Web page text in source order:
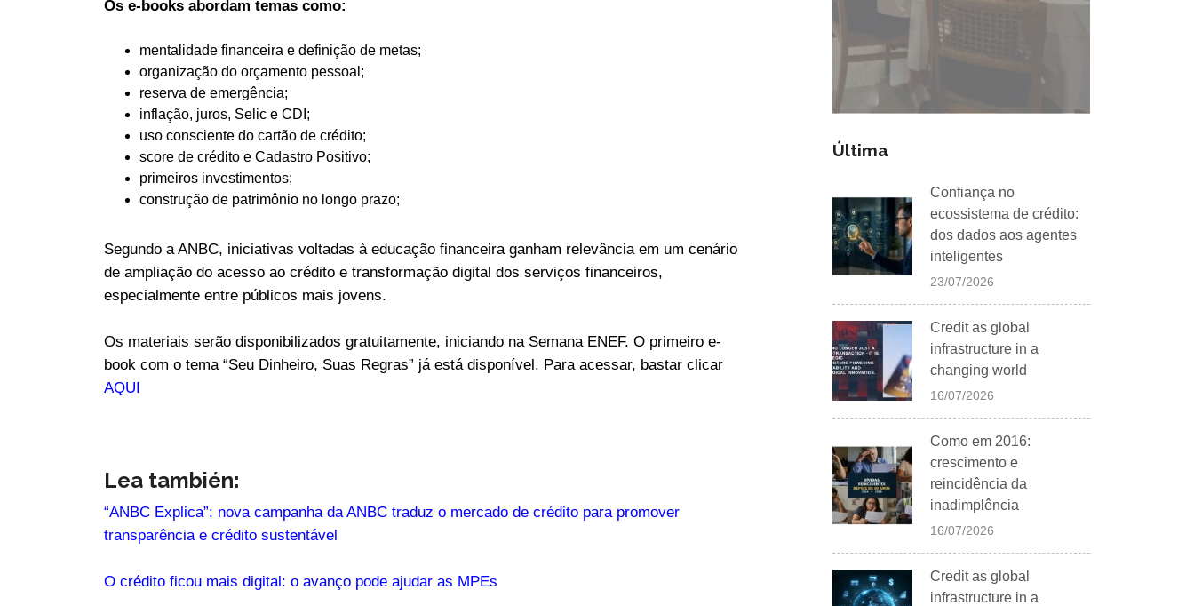
Os e-books abordam temas como:
mentalidade financeira e definição de metas;
organização do orçamento pessoal;
reserva de emergência;
inflação, juros, Selic e CDI;
uso consciente do cartão de crédito;
score de crédito e Cadastro Positivo;
primeiros investimentos;
construção de patrimônio no longo prazo;
Segundo a ANBC, iniciativas voltadas à educação financeira ganham relevância em um cenário
de ampliação do acesso ao crédito e transformação digital dos serviços financeiros,
especialmente entre públicos mais jovens.
Os materiais serão disponibilizados gratuitamente, iniciando na Semana ENEF. O primeiro e-
book com o tema “Seu Dinheiro, Suas Regras” já está disponível. Para acessar, bastar clicar
AQUI
Lea también:
“ANBC Explica”: nova campanha da ANBC traduz o mercado de crédito para promover
transparência e crédito sustentável
O crédito ficou mais digital: o avanço pode ajudar as MPEs
Última
Confiança no
ecossistema de crédito:
dos dados aos agentes
inteligentes
23/07/2026
Credit as global
infrastructure in a
changing world
16/07/2026
Como em 2016:
crescimento e
reincidência da
inadimplência
16/07/2026
Credit as global
infrastructure in a